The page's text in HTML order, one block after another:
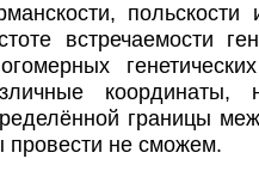
встречаемости
координаты,
границы
провести не сможем.